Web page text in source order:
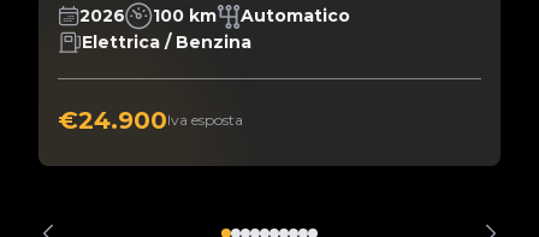
2026 100 km
Automatico
Elettrica / Benzina
€24.900Iva esposta